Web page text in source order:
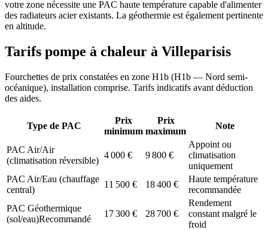
votre zone nécessite une PAC haute température capable d'alimenter
des radiateurs acier existants. La géothermie est également pertinente
en altitude.
Tarifs pompe à chaleur à Villeparisis
Fourchettes de prix constatées en zone H1b (H1b — Nord semi-
océanique), installation comprise. Tarifs indicatifs avant déduction
des aides.
Type de PAC
Prix
minimum
Prix
maximum
Note
PAC Air/Air
(climatisation réversible)
4 000 € 9 800 €
Appoint ou
climatisation
uniquement
PAC Air/Eau (chauffage
central)
11 500 € 18 400 €
Haute température
recommandée
PAC Géothermique
(sol/eau)Recommandé
17 300 € 28 700 €
Rendement
constant malgré le
froid